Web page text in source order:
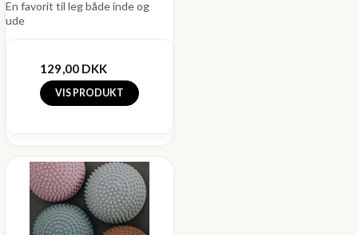
En favorit til leg både inde og
ude
129,00 DKK
VIS PRODUKT